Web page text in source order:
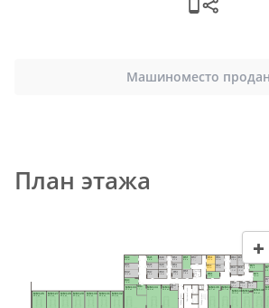
Машиноместо
План этажа
+
Тамбур-шлюз Лифтовый холл Тамбур-шлюз
Пом. уб.
4.6 м²
MM126
22.3 м²
MM127
22.3 м²
MM128
22.3 м²
MM129
22.3 м²
MM130
22.3 м²
MM131
22.3 м²
MM132
22.3 м²
MM133
37.1 м²
MM134
30.9 м²
MM135
29.9 м²
MM136
23.7 м²
MM137
MM138
20.2 м²
MM139
19.4 м²
MM140
22.8 м²
21.5
H40
8.9 м²
H41
7.9 м²
H42
10.0 м²
H43
7.5 м²
H44
H45
6.9 м²
H46
6.7 м²
H47
8.0 м²
H48
5.0 м²
H49
H50
5.8 м²
H51
6.2 м²
H52
5.9 м²
H53
H54
3.9 м²
H55
9.4 м²
H56
7.8 м²
H57 H58
6.2 м²
H59
5.8 м²
H60
H61
6.0 м²
H62
5.5 м²
H63
5.9 м²
H64
5.1 м²
H65
H66
4.8 м²
H67 H68
H70
9.2 м²
H71
8.4 м²
H72
9.8 м²
H75
6.6 м²